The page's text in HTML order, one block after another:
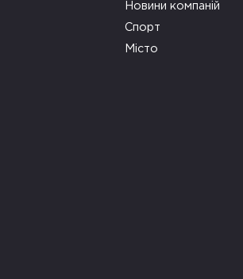
Новини компаній
Спорт
Місто